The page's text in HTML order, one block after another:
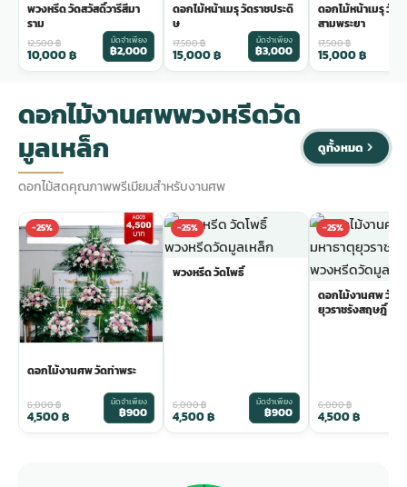
พวงหรีด วัดสวัสดิ์วารีสีมา
ราม
12,500฿
10,000฿
มัดจำเพียง
฿2,000
ดอกไม้หน้าเมรุ วัดราชประดิ
ษ
17,500฿
15,000฿
มัดจำเพียง
฿3,000
ดอกไม้หน้าเมรุ วัด
สามพระยา
17,500฿
15,000฿
ดอกไม้งานศพพวงหรีดวัด
มูลเหล็ก
ดอกไม้สดคุณภาพพรีเมียมสำหรับงานศพ
ดูทั้งหมด
-25%
ดอกไม้งานศพ วัดท่าพระ
6,000฿
4,500฿
มัดจำเพียง
฿900
-25%
พวงหรีด วัดโพธิ์
6,000฿
4,500฿
มัดจำเพียง
฿900
-25%
ดอกไม้งานศพ วัดม
ยุวราชรังสฤษฎิ์
6,000฿
4,500฿